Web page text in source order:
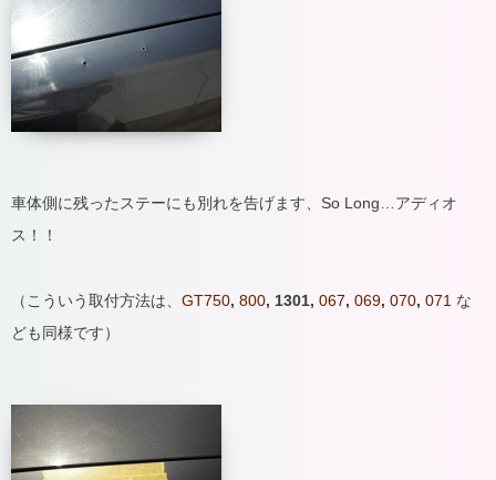
車体側に残ったステーにも別れを告げます、So Long…アディオ
ス！！
（こういう取付方法は、 GT750, 800, 1301, 067, 069, 070, 071 な
ども同様です）